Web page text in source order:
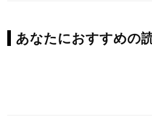
あなたにおすすめの